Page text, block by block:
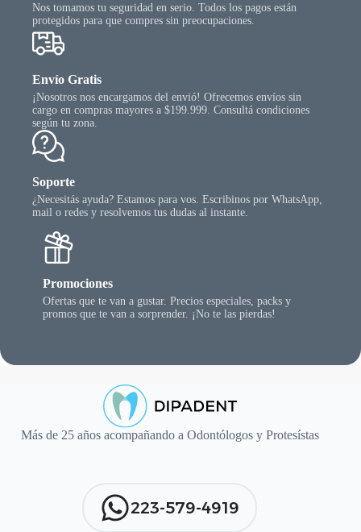
Nos tomamos tu seguridad en serio. Todos los pagos están
protegidos para que compres sin preocupaciones.
Envío Gratis
¡Nosotros nos encargamos del envió! Ofrecemos envíos sin
cargo en compras mayores a $199.999. Consultá condiciones
según tu zona.
Soporte
¿Necesitás ayuda? Estamos para vos. Escribinos por WhatsApp,
mail o redes y resolvemos tus dudas al instante.
Promociones
Ofertas que te van a gustar. Precios especiales, packs y
promos que te van a sorprender. ¡No te las pierdas!
Más de 25 años acompañando a Odontólogos y Protesístas
223-579-4919